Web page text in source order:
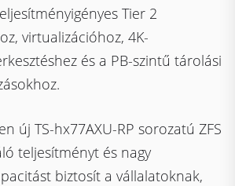
Tier 2
virtualizációhoz, 4K-
és a PB-szintű tárolási
új TS-hx77AXU-RP sorozatú ZFS
teljesítményt és nagy
biztosít a vállalatoknak,